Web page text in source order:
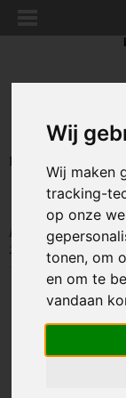
Wij
Wij maken
tracking-
op onze
tonen, om
en om te
vandaan
Inloggen
Home >
200mm - 5 stuks